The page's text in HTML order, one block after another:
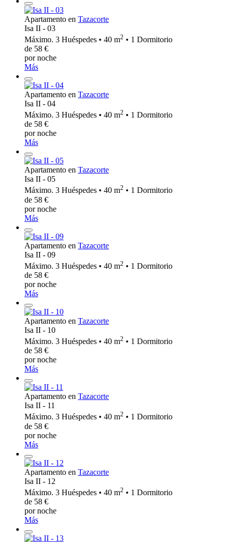
Apartamento en Tazacorte
Isa II - 03
Máximo. 3 Huéspedes • 40 m2 • 1 Dormitorio
de 58 €
por noche
Más
Apartamento en Tazacorte
Isa II - 04
Máximo. 3 Huéspedes • 40 m2 • 1 Dormitorio
de 58 €
por noche
Más
Apartamento en Tazacorte
Isa II - 05
Máximo. 3 Huéspedes • 40 m2 • 1 Dormitorio
de 58 €
por noche
Más
Apartamento en Tazacorte
Isa II - 09
Máximo. 3 Huéspedes • 40 m2 • 1 Dormitorio
de 58 €
por noche
Más
Apartamento en Tazacorte
Isa II - 10
Máximo. 3 Huéspedes • 40 m2 • 1 Dormitorio
de 58 €
por noche
Más
Apartamento en Tazacorte
Isa II - 11
Máximo. 3 Huéspedes • 40 m2 • 1 Dormitorio
de 58 €
por noche
Más
Apartamento en Tazacorte
Isa II - 12
Máximo. 3 Huéspedes • 40 m2 • 1 Dormitorio
de 58 €
por noche
Más